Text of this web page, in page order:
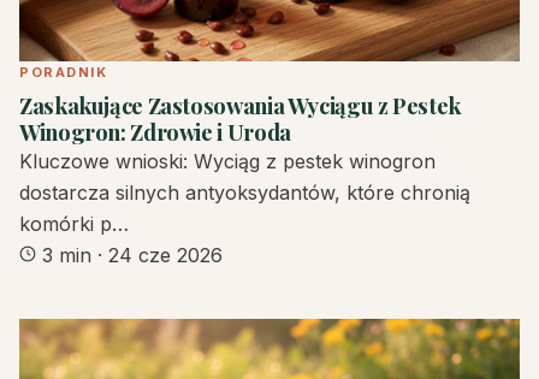
PORADNIK
Zaskakujące Zastosowania Wyciągu z Pestek
Winogron: Zdrowie i Uroda
Kluczowe wnioski: Wyciąg z pestek winogron
dostarcza silnych antyoksydantów, które chronią
komórki p…
3 min · 24 cze 2026